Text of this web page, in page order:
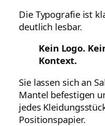
Die Typografie ist
deutlich lesbar.
Kein Logo.
Kontext.
Sie lassen sich an
Mantel befestigen
jedes
Positionspapier.